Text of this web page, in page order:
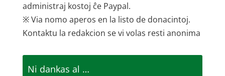
administraj kostoj ĉe Paypal.
※ Via nomo aperos en la listo de donacintoj.
Kontaktu la redakcion se vi volas resti anonima
Ni dankas al …